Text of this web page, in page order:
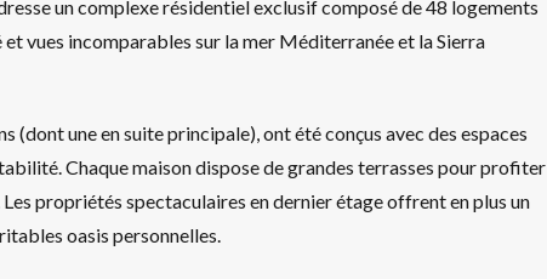
un complexe résidentiel exclusif composé de 48 logements
vues incomparables sur la mer Méditerranée et la Sierra
(dont une en suite principale), ont été conçus avec des espaces
Chaque maison dispose de grandes terrasses pour profiter
propriétés spectaculaires en dernier étage offrent en plus un
oasis personnelles.